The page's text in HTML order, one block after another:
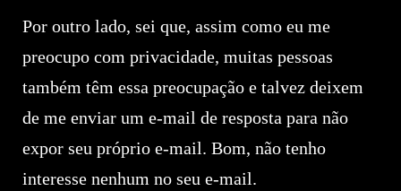
Por outro lado, sei que, assim como eu me
preocupo com privacidade, muitas pessoas
também têm essa preocupação e talvez deixem
de me enviar um e-mail de resposta para não
expor seu próprio e-mail. Bom, não tenho
interesse nenhum no seu e-mail.